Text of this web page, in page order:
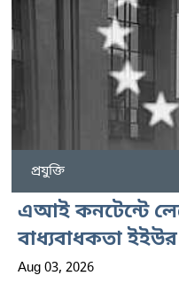
প্রযুক্তি
এআই কনটেন্টে
বাধ্যবাধকতা ইইউর
Aug 03, 2026